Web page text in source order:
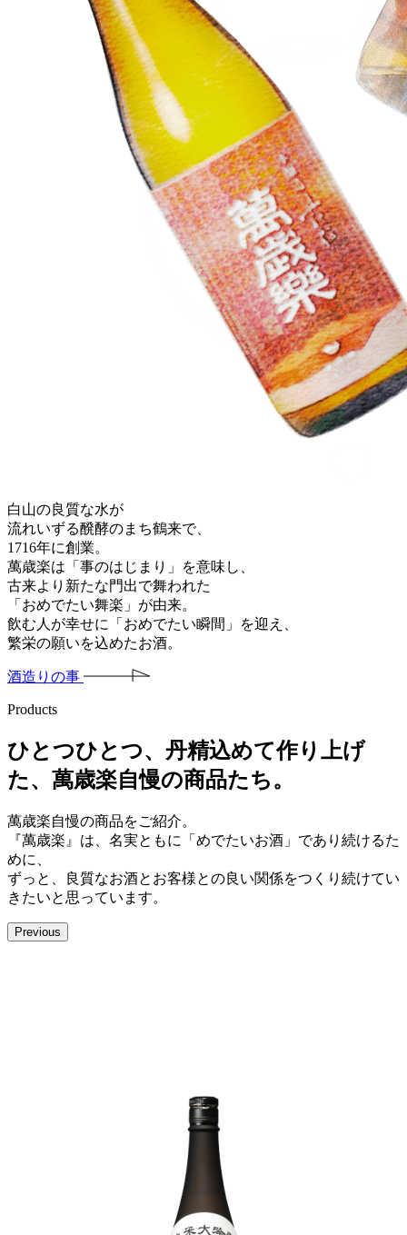
白山の良質な水が
流れいずる醗酵のまち鶴来で、
1 716年に創業。
萬歳楽は「事のはじまり」を意味し、
古来より新たな門出で舞われた
「おめでたい舞楽」が由来。
飲む人が幸せに「おめでたい瞬間」を迎え、
繁栄の願いを込めたお酒。
酒造りの事
Products
ひとつひとつ、丹精込めて作り上げ
た、萬歳楽自慢の商品たち。
萬歳楽自慢の商品をご紹介。
『萬歳楽』は、名実ともに「めでたいお酒」であり続けるた
めに、
ずっと、良質なお酒とお客様との良い関係をつくり続けてい
きたいと思っています。
Previous